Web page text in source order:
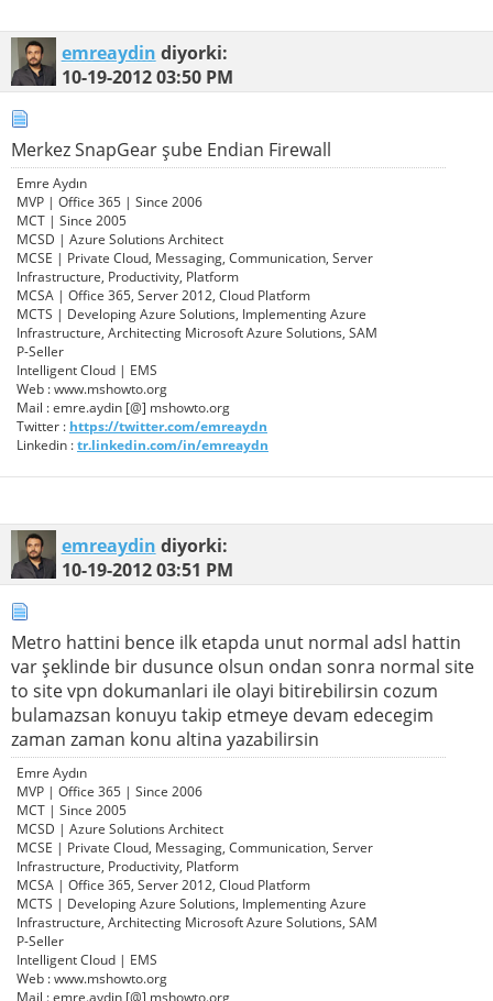
emreaydin diyorki:
10-19-201203:50 PM
Merkez SnapGear şube Endian Firewall
Emre Aydın
MVP | Office 365 | Since 2006
MCT | Since 2005
MCSD | Azure Solutions Architect
MCSE | Private Cloud, Messaging, Communication, Server
Infrastructure, Productivity, Platform
MCSA | Office 365, Server 2012, Cloud Platform
MCTS | Developing Azure Solutions, Implementing Azure
Infrastructure, Architecting Microsoft Azure Solutions, SAM
P-Seller
Intelligent Cloud | EMS
Web : www.mshowto.org
Mail : emre.aydin [@] mshowto.org
Twitter : https://twitter.com/emreaydn
Linkedin :tr.linkedin.com/in/emreaydn
emreaydin diyorki:
10-19-201203:51 PM
Metro hattini bence ilk etapda unut normal adsl hattin
var şeklinde bir dusunce olsun ondan sonra normal site
to site vpn dokumanlari ile olayi bitirebilirsin cozum
bulamazsan konuyu takip etmeye devam edecegim
zaman zaman konu altina yazabilirsin
Emre Aydın
MVP | Office 365 | Since 2006
MCT | Since 2005
MCSD | Azure Solutions Architect
MCSE | Private Cloud, Messaging, Communication, Server
Infrastructure, Productivity, Platform
MCSA | Office 365, Server 2012, Cloud Platform
MCTS | Developing Azure Solutions, Implementing Azure
Infrastructure, Architecting Microsoft Azure Solutions, SAM
P-Seller
Intelligent Cloud | EMS
Web : www.mshowto.org
Mail : emre.aydin [@] mshowto.org